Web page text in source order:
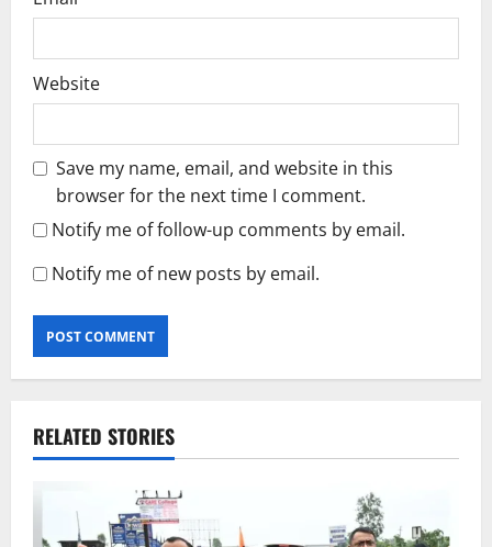
Website
Save my name, email, and website in this
browser for the next time I comment.
Notify me of follow-up comments by email.
Notify me of new posts by email.
RELATED STORIES